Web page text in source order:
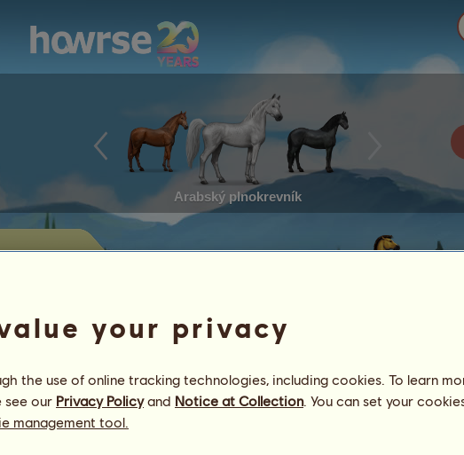
Arabský plnokrevník
i nejvíce titulů.
s výraznými
your privacy
the use of online tracking technologies, including cookies. To learn
see our Privacy Policyand Notice at Collection. You can set your
management tool.